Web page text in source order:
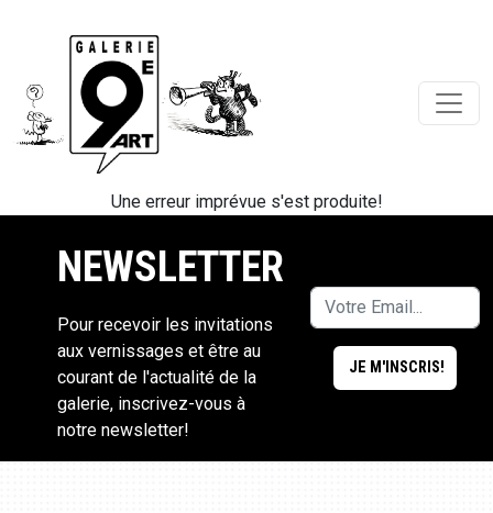
Une erreur imprévue s'est produite!
NEWSLETTER
Pour recevoir les invitations
aux vernissages et être au
courant de l'actualité de la
galerie, inscrivez-vous à
notre newsletter!